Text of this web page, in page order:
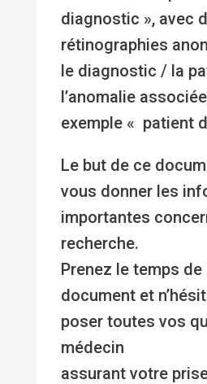
diagnostic », avec
rétinographies
le diagnostic / la
l’anomalie
exemple « patient
Le but de ce
vous donner les
importantes
recherche.
Prenez le temps de
document et
poser toutes vos
médecin
assurant votre